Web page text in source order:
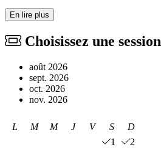
En lire plus
Choisissez une session
août 2026
sept. 2026
oct. 2026
nov. 2026
L M M J V S
D
1
2